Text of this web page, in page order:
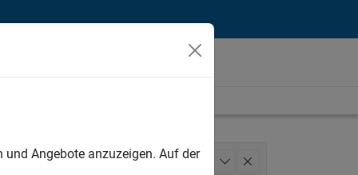
Finance and Operations
Angebote anzuzeigen. Auf der